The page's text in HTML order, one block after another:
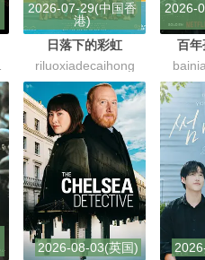
2026-07-29(中国香
港)
日落下的彩虹
riluoxiadecaihong
2026-
百年
2026-08-03(英国)